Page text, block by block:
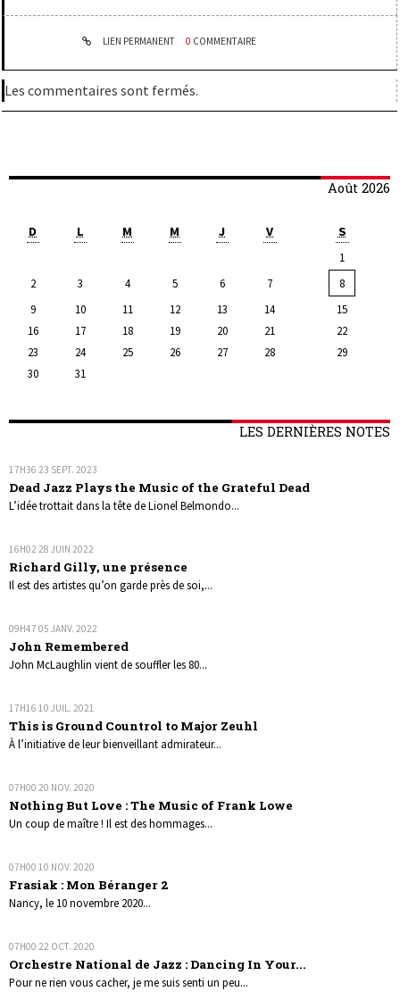
Août 2026
D L M M J V S
1
2
3 4 5 6 7
8
9
10 11 12 13 14
15
16
17 18 19 20 21
22
23
24 25 26 27 28
29
30
31
LES DERNIÈRES NOTES
17H36 23 SEPT. 2023
Dead Jazz Plays the Music of the Grateful Dead
L’idée trottait dans la tête de Lionel Belmondo...
16H02 28 JUIN 2022
Richard Gilly, une présence
Il est des artistes qu’on garde près de soi,...
09H47 05 JANV. 2022
John Remembered
John McLaughlin vient de souffler les 80...
17H16 10 JUIL. 2021
This is Ground Countrol to Major Zeuhl
À l’initiative de leur bienveillant admirateur...
07H00 20 NOV. 2020
Nothing But Love : The Music of Frank Lowe
Un coup de maître ! Il est des hommages...
07H00 10 NOV. 2020
Frasiak : Mon Béranger 2
Nancy, le 10 novembre 2020...
07H00 22 OCT. 2020
Orchestre National de Jazz : Dancing In Your...
Pour ne rien vous cacher, je me suis senti un peu...
LIEN PERMANENT 0 COMMENTAIRE
Les commentaires sont fermés.